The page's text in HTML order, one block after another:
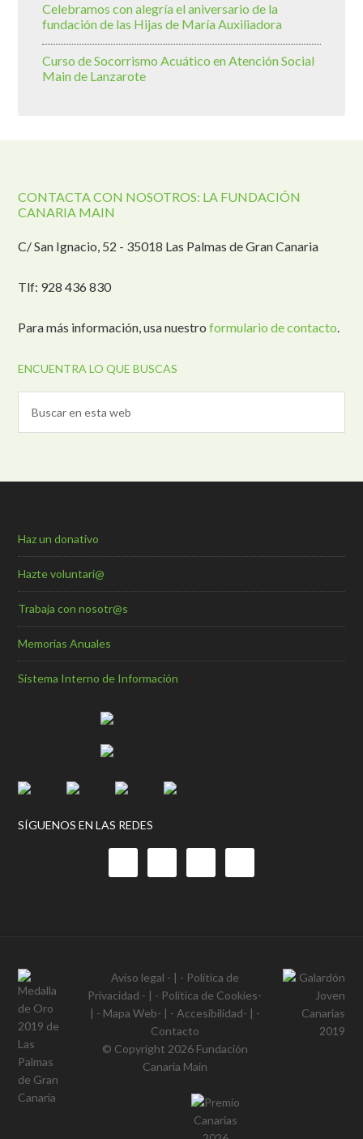
Celebramos con alegría el aniversario de la
fundación de las Hijas de María Auxiliadora
Curso de Socorrismo Acuático en Atención Social
Main de Lanzarote
CONTACTA CON NOSOTROS: LA FUNDACIÓN
CANARIA MAIN
C/ San Ignacio, 52 - 35018 Las Palmas de Gran Canaria
Tlf: 928 436 830
Para más información, usa nuestroformulario de contacto.
ENCUENTRA LO QUE BUSCAS
Haz un donativo
Hazte voluntari@
Trabaja con nosotr@s
Memorias Anuales
Sistema Interno de Información
SÍGUENOS EN LAS REDES
Aviso legal - | - Política de
Privacidad - | - Política de Cookies-
| - Mapa Web- | - Accesibilidad- | -
Contacto
© Copyright 2026 Fundación
Canaria Main